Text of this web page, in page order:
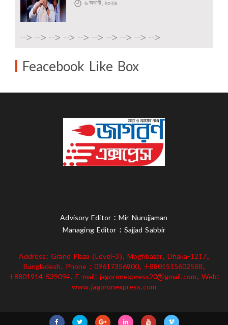
৬ অগাস্ট, ২০২৬
--> --> --> --> --> --> --> --> --> -->
Feacebook Like Box
Advisory Editor : Mir Nurujjaman
Managing Editor : Sajjad Sabbir
Address: Grand Plaza (Level-3), Moghbazar, Dhaka-1217,
Bangladesh. Phone : 09617356900, +8801515602588,
+8801914-539094. E-mail: jagoronexpress20@gmail.com, Web:
www.jagoronexpress.com